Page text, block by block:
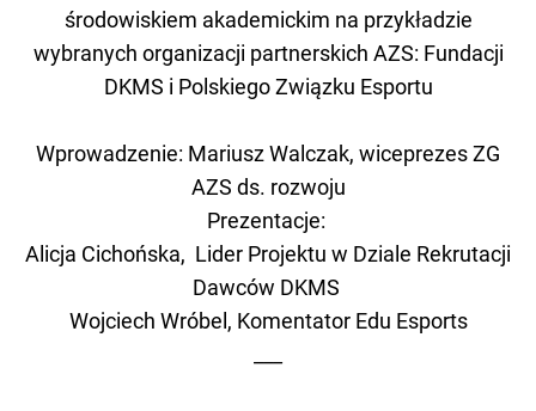
środowiskiem akademickim na przykładzie
wybranych organizacji partnerskich AZS: Fundacji
DKMS i Polskiego Związku Esportu
Wprowadzenie: Mariusz Walczak, wiceprezes ZG
AZS ds. rozwoju
Prezentacje:
Alicja Cichońska, Lider Projektu w Dziale Rekrutacji
Dawców DKMS
Wojciech Wróbel, Komentator Edu Esports